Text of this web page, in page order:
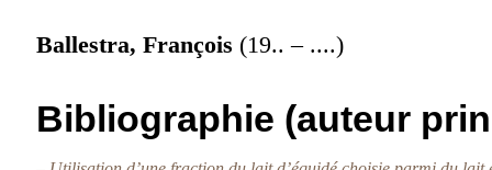
Ballestra, François (19.. – ....)
Bibliographie (auteur